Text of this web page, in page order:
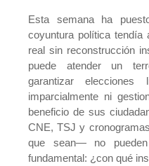
Esta semana ha
coyuntura política tendía
real sin reconstrucción
puede atender un
garantizar elecciones
imparcialmente ni
beneficio de sus
CNE, TSJ y
que sean— no
fundamental: ¿con qué